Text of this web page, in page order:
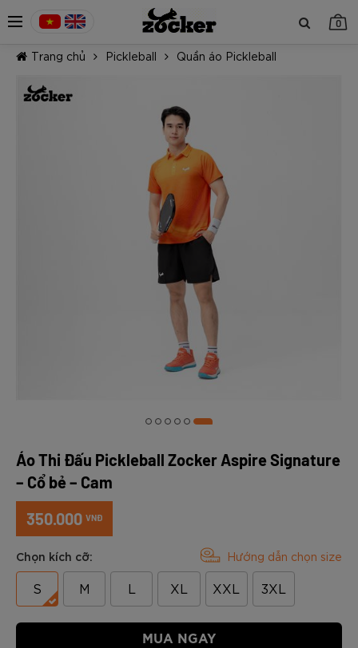
0
TIẾP TỤC MUA HÀNG
Trang chủ Pickleball Quần áo Pickleball
Áo Thi Đấu Pickleball Zocker Aspire Signature
– Cổ bẻ – Cam
350.000 VNĐ
Chọn kích cỡ: Hướng dẫn chọn size
S M L XL XXL 3XL
MUA NGAY